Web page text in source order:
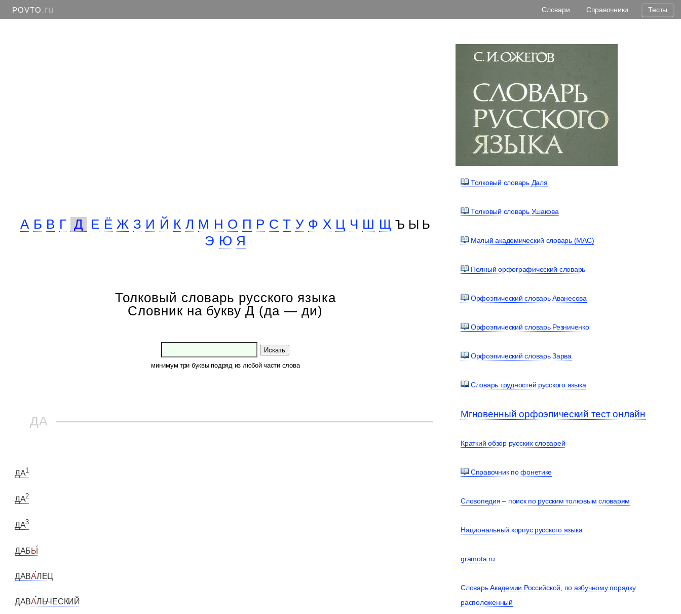
POVTO .ru Словари Справочники Тесты
А Б В Г Д Е Ё Ж З И Й К Л М Н О П Р С Т У Ф Х Ц Ч Ш Щ Ъ Ы Ь
Э Ю Я
Толковый словарь русского языка
Словник на букву Д (да — ди)
Искать
минимум три буквы подряд из любой части слова
ДА
ДА1
ДА2
ДА3
ДАБЫ
ДАВАЛЕЦ
ДАВАЛЬЧЕСКИЙ
Толковый словарь Даля
Толковый словарь Ушакова
Малый академический словарь (МАС)
Полный орфографический словарь
Орфоэпический словарь Аванесова
Орфоэпический словарь Резниченко
Орфоэпический словарь Зарва
Словарь трудностей русского языка
Мгновенный орфоэпический тест онлайн
Краткий обзор русских словарей
Справочник по фонетике
Словопедия – поиск по русским толковым словарям
Национальный корпус русского языка
gramota.ru
Словарь Академии Российской, по азбучному порядку
расположенный